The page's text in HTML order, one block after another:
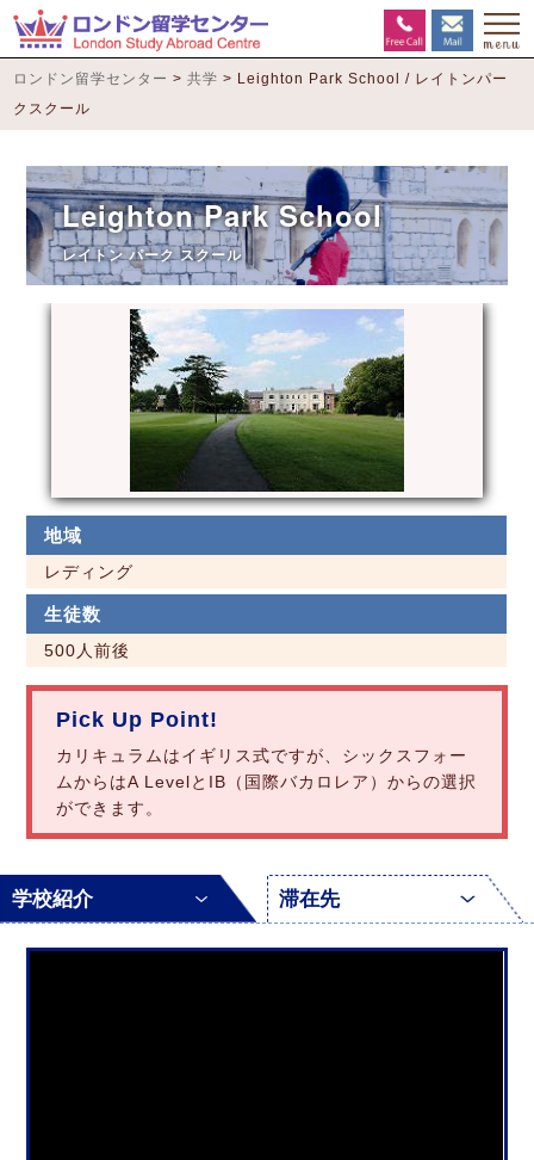
ロンドン留学センター >共学 > Leighton Park School / レイトンパー
クスクール
Leighton Park School
レイトン パーク スクール
地域
レディング
生徒数
500人前後
Pick Up Point!
カリキュラムはイギリス式ですが、シックスフォー
ムからはA LevelとIB（国際バカロレア）からの選択
ができます。
学校紹介 滞在先